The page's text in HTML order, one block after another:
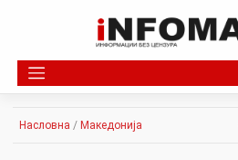
Насловна / Македонија